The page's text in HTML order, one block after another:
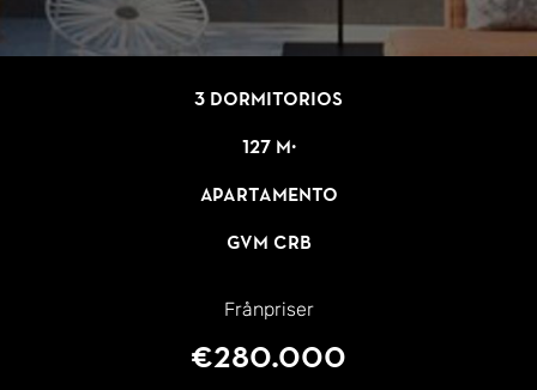
3 dormitorios
127 m²
Apartamento
GVM CRB
Frånpriser
€280.000